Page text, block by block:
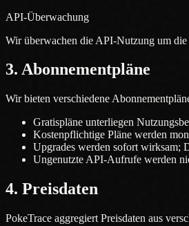
API-Überwachung
Wir überwachen die API-Nutzung um die
3. Abonnementpläne
Wir bieten verschiedene
Gratispläne unterliegen
Kostenpflichtige Pläne werden
Upgrades werden sofort wirksam;
Ungenutzte API-Aufrufe werden
4. Preisdaten
PokeTrace aggregiert Preisdaten aus